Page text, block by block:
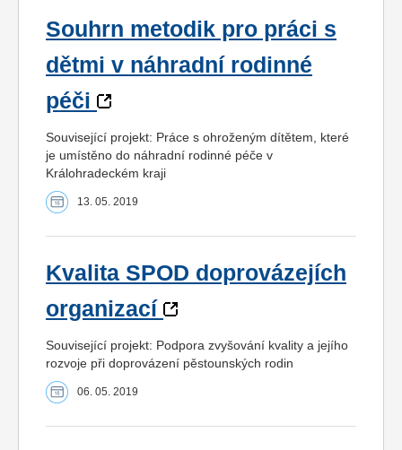
Souhrn metodik pro práci s
dětmi v náhradní rodinné
péči
Související projekt: Práce s ohroženým dítětem, které
je umístěno do náhradní rodinné péče v
Králohradeckém kraji
13. 05. 2019
Kvalita SPOD doprovázejích
organizací
Související projekt: Podpora zvyšování kvality a jejího
rozvoje při doprovázení pěstounských rodin
06. 05. 2019